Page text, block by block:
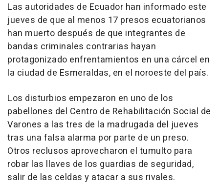
Las autoridades de Ecuador han informado este
jueves de que al menos 17 presos ecuatorianos
han muerto después de que integrantes de
bandas criminales contrarias hayan
protagonizado enfrentamientos en una cárcel en
la ciudad de Esmeraldas, en el noroeste del país.
Los disturbios empezaron en uno de los
pabellones del Centro de Rehabilitación Social de
Varones a las tres de la madrugada del jueves
tras una falsa alarma por parte de un preso.
Otros reclusos aprovecharon el tumulto para
robar las llaves de los guardias de seguridad,
salir de las celdas y atacar a sus rivales.